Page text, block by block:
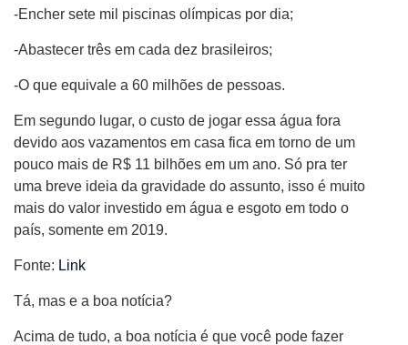
-Encher sete mil piscinas olímpicas por dia;
-Abastecer três em cada dez brasileiros;
-O que equivale a 60 milhões de pessoas.
Em segundo lugar, o custo de jogar essa água fora
devido aos vazamentos em casa fica em torno de um
pouco mais de R$ 11 bilhões em um ano. Só pra ter
uma breve ideia da gravidade do assunto, isso é muito
mais do valor investido em água e esgoto em todo o
país, somente em 2019.
Fonte: Link
Tá, mas e a boa notícia?
Acima de tudo, a boa notícia é que você pode fazer